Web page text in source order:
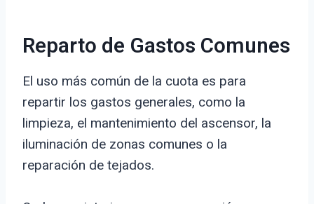
Reparto de Gastos Comunes
El uso más común de la cuota es para
repartir los gastos generales, como la
limpieza, el mantenimiento del ascensor, la
iluminación de zonas comunes o la
reparación de tejados.